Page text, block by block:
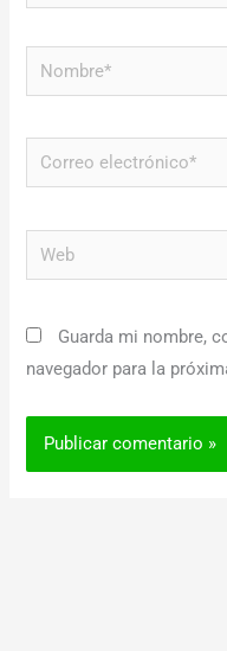
Nombre*
Correo
electrónico*
Web
Guarda mi nombre,
navegador para la